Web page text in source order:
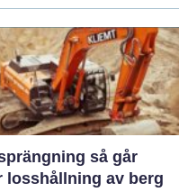
så går
losshållning av berg